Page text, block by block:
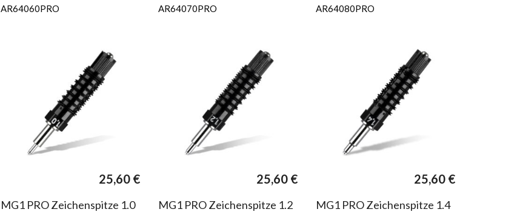
AR64060PRO AR64070PRO AR64080PRO
25,60 €
MG1 PRO Zeichenspitze 1.0
25,60 €
MG1 PRO Zeichenspitze 1.2
25,60 €
MG1 PRO Zeichenspitze 1.4